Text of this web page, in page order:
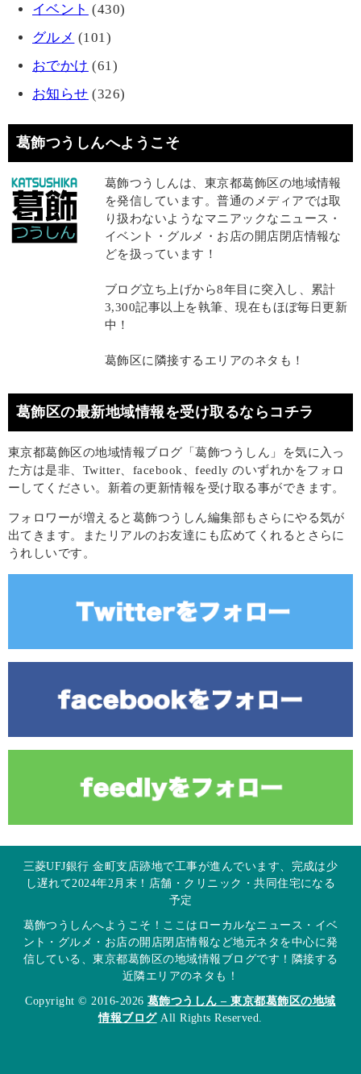
イベント (430)
グルメ (101)
おでかけ (61)
お知らせ (326)
葛飾つうしんへようこそ
葛飾つうしんは、東京都葛飾区の地域情報
を発信しています。普通のメディアでは取
り扱わないようなマニアックなニュース・
イベント・グルメ・お店の開店閉店情報な
どを扱っています！
ブログ立ち上げから8年目に突入し、累計
3,300記事以上を執筆、現在もほぼ毎日更新
中！
葛飾区に隣接するエリアのネタも！
葛飾区の最新地域情報を受け取るならコチラ
東京都葛飾区の地域情報ブログ「葛飾つうしん」を気に入っ
た方は是非、Twitter、facebook、feedly のいずれかをフォロ
ーしてください。新着の更新情報を受け取る事ができます。
フォロワーが増えると葛飾つうしん編集部もさらにやる気が
出てきます。またリアルのお友達にも広めてくれるとさらに
うれしいです。
三菱UFJ銀行 金町支店跡地で工事が進んでいます、完成は少
し遅れて2024年2月末！店舗・クリニック・共同住宅になる
予定
葛飾つうしんへようこそ！ここはローカルなニュース・イベ
ント・グルメ・お店の開店閉店情報など地元ネタを中心に発
信している、東京都葛飾区の地域情報ブログです！隣接する
近隣エリアのネタも！
Copyright © 2016-2026 葛飾つうしん – 東京都葛飾区の地域
情報ブログAll Rights Reserved.